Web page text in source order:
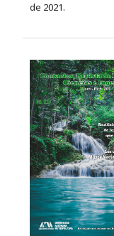
de 2021.